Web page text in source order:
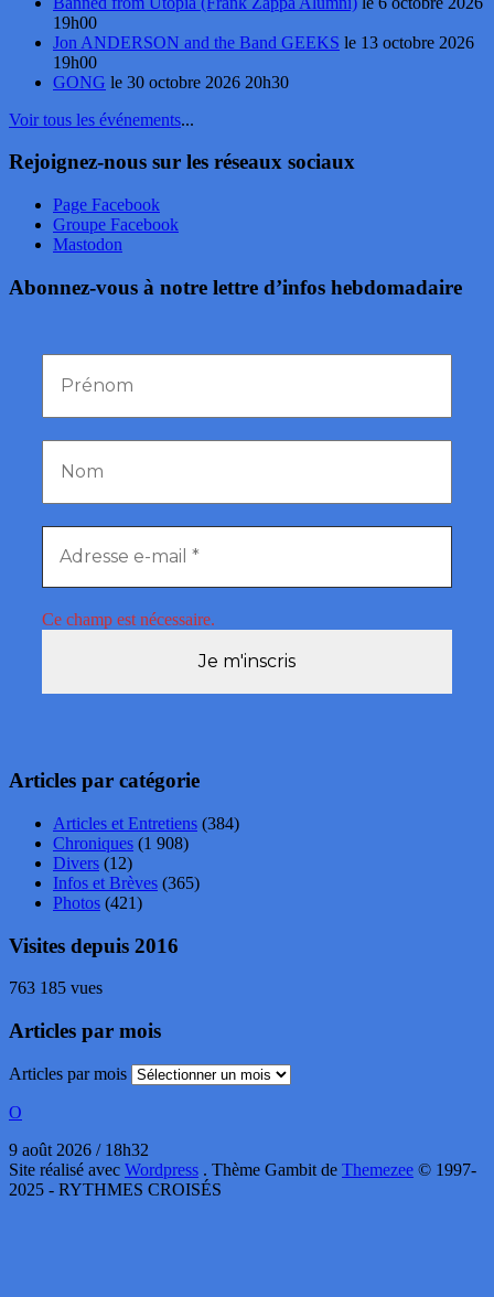
19h00
Jon ANDERSON and the Band GEEKS le 13 octobre 2026
19h00
GONG le 30 octobre 2026 20h30
Voir tous les événements...
Rejoignez-nous sur les réseaux sociaux
Page Facebook
Groupe Facebook
Mastodon
Abonnez-vous à notre lettre d’infos hebdomadaire
Ce champ est nécessaire.
Articles par catégorie
Articles et Entretiens (384)
Chroniques (1 908)
Divers (12)
Infos et Brèves (365)
Photos (421)
Visites depuis 2016
763 185 vues
Articles par mois
Articles par mois
O
9 août 2026 / 18h32
Site réalisé avec Wordpress . Thème Gambit de Themezee © 1997-
2025 - RYTHMES CROISÉS